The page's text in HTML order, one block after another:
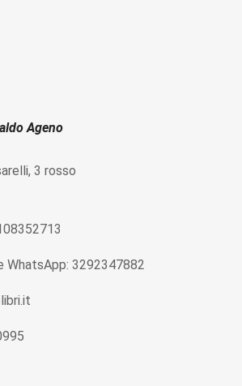
Ageno
3 rosso
WhatsApp: 3292347882